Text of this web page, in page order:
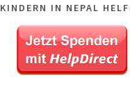
KINDERN IN NEPAL